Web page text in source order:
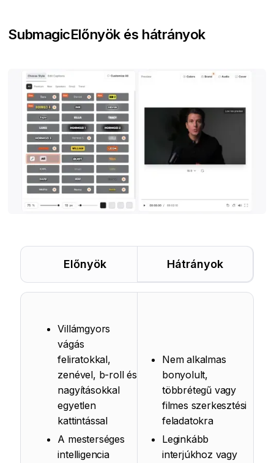
SubmagicElőnyök és hátrányok
Előnyök Hátrányok
Villámgyors
vágás
feliratokkal,
zenével, b-roll és
nagyításokkal
egyetlen
kattintással
A mesterséges
intelligencia
Nem alkalmas
bonyolult,
többrétegű vagy
filmes szerkesztési
feladatokra
Leginkább
interjúkhoz vagy